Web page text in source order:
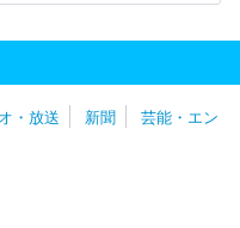
東マーケティング
株式会
社メトロアドエージェンシー
ｕｄｉｏ
・放送 新聞
芸能・エン